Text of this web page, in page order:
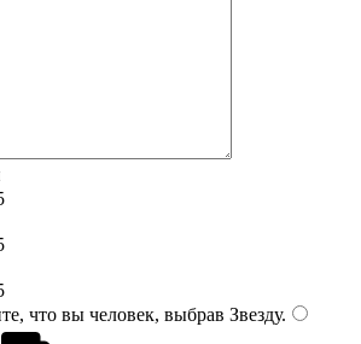
что вы человек, выбрав Звезду.